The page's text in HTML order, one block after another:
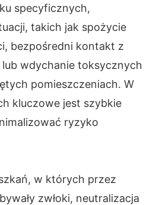
specyficznych,
takich jak spożycie
bezpośredni kontakt z
wdychanie toksycznych
pomieszczeniach. W
kluczowe jest szybkie
ryzyko
w których przez
zwłoki, neutralizacja